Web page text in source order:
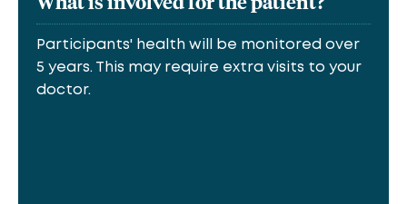
Participants' health will be monitored over
5 years. This may require extra visits to your
doctor.